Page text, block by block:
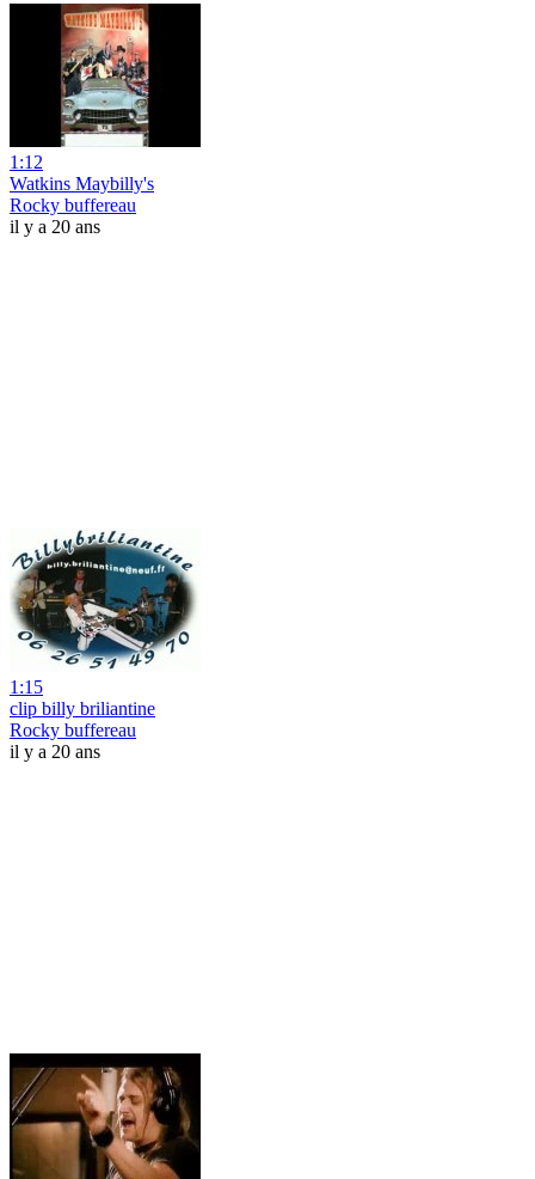
1:12
Watkins Maybilly's
Rocky buffereau
il y a 20 ans
1:15
clip billy briliantine
Rocky buffereau
il y a 20 ans